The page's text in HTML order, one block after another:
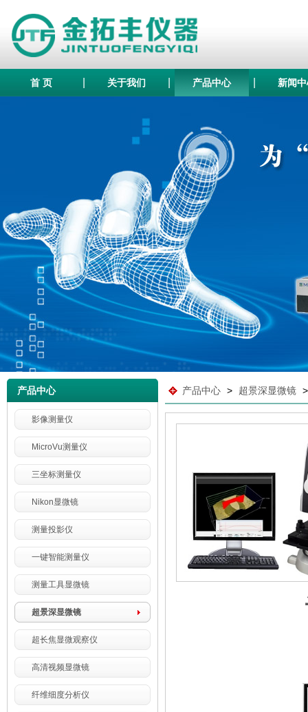
首 页 关于我们 产品中心 新闻
产品中心
影像测量仪
MicroVu测量仪
三坐标测量仪
Nikon显微镜
测量投影仪
一键智能测量仪
测量工具显微镜
超景深显微镜
超长焦显微观察仪
高清视频显微镜
纤维细度分析仪
产品中心 > 超景深显微镜